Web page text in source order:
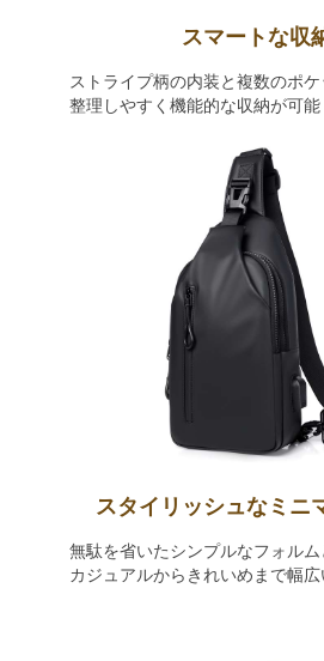
スマートな収
ストライプ柄の内装と複数のポ
整理しやすく機能的な収納が可能
スタイリッシュなミニ
無駄を省いたシンプルなフォルム
カジュアルからきれいめまで幅